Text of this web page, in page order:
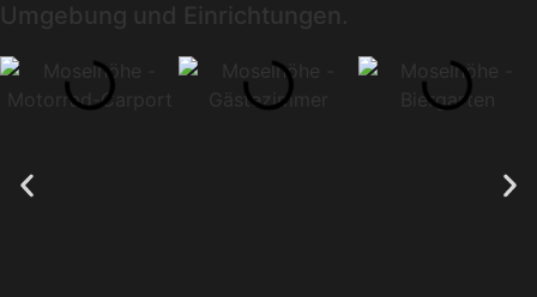
Umgebung und Einrichtungen.